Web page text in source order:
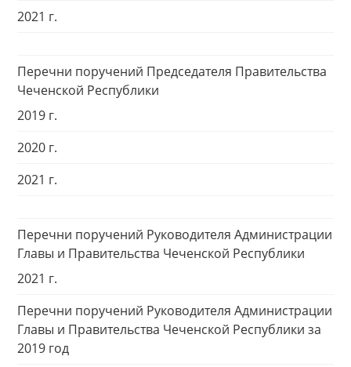
2021 г.
Перечни поручений Председателя Правительства
Чеченской Республики
2019 г.
2020 г.
2021 г.
Перечни поручений Руководителя Администрации
Главы и Правительства Чеченской Республики
2021 г.
Перечни поручений Руководителя Администрации
Главы и Правительства Чеченской Республики за
2019 год